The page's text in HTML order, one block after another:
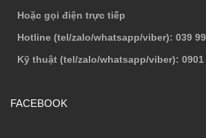
Hoặc gọi điện trực tiếp
Hotline (tel/zalo/whatsapp/viber): 039
Kỹ thuật (tel/zalo/whatsapp/viber):
FACEBOOK